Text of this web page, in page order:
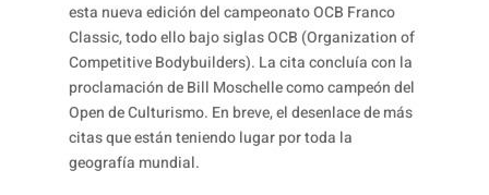
esta nueva edición del campeonato OCB Franco
Classic, todo ello bajo siglas OCB (Organization of
Competitive Bodybuilders). La cita concluía con la
proclamación de Bill Moschelle como campeón del
Open de Culturismo. En breve, el desenlace de más
citas que están teniendo lugar por toda la
geografía mundial.